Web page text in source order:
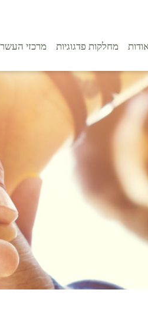
מחלקות פדגוגיות מרכזי